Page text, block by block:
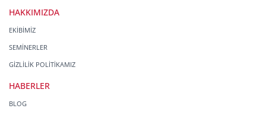
HAKKIMIZDA
EKİBİMİZ
SEMİNERLER
GİZLİLİK POLİTİKAMIZ
HABERLER
BLOG